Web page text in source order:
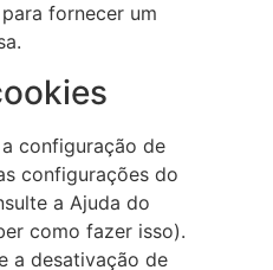
fornecer um
configuração de
configurações do
a Ajuda do
como fazer isso).
a desativação de